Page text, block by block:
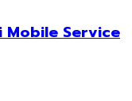
Mobile Service